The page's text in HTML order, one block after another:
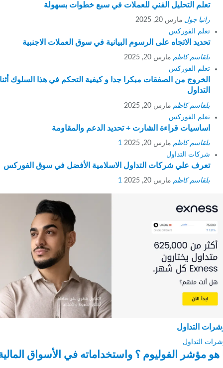
تعلم التحليل الفني للعملات في سبع خطوات بسهولة
رانيا جولمارس 20, 2025
تعلم الفوركس
تحديد الاتجاه على الرسوم البيانية في سوق العملات الاجنبية
بلقاسم كاظممارس 20, 2025
تعلم الفوركس
الخروج من الصفقات مبكرا جدا و كيفية التحكم في هذا السلوك أثناء
التداول
بلقاسم كاظممارس 20, 2025
تعلم الفوركس
اساسيات قراءة الشارت + تحديد الدعم والمقاومة
بلقاسم كاظممارس 20, 2025
1
شركات التداول
تعرف علي شركات التداول الاسلامية الأفضل في سوق الفوركس
بلقاسم كاظممارس 20, 2025 1
التداول
التداول
مؤشر الفوليوم ؟ واستخداماته في الأسواق المالية